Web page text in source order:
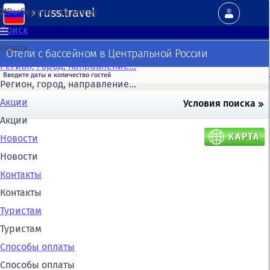
russ.travel
Выберите страницу
Поиск
Поиск
Регион, город, направление...
Регион, город, направление...
Акции
Акции
Новости
Новости
Контакты
Контакты
Туристам
Туристам
Способы оплаты
Способы оплаты
Отели с бассейном в Центральной России
Условия поиска